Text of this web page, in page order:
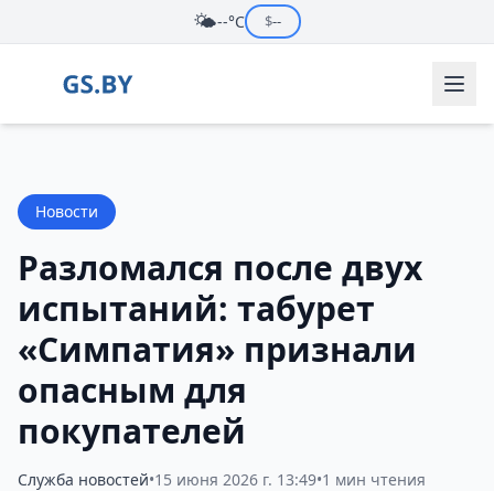
🌤️--°C $--
Новости
Разломался после двух
испытаний: табурет
«Симпатия» признали
опасным для
покупателей
Служба новостей•15 июня 2026 г. 13:49•1 мин чтения